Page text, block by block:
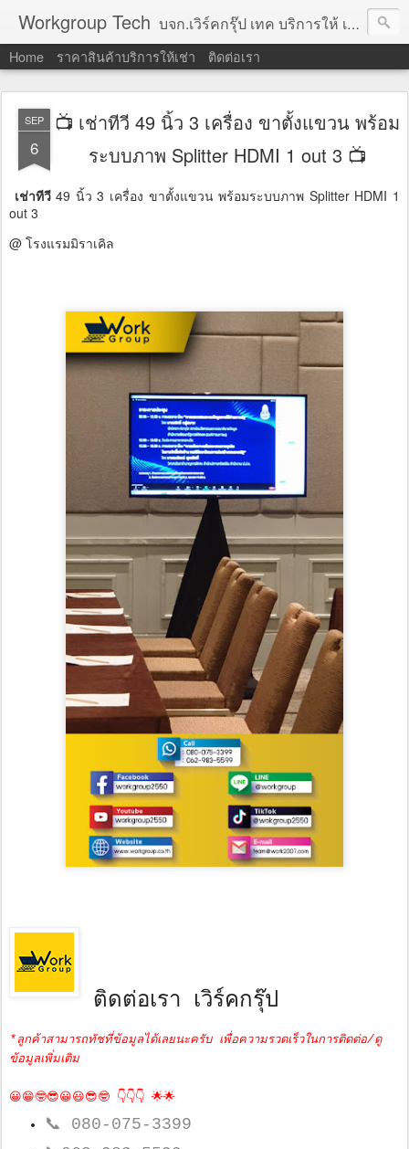
Workgroup Tech บจก.เวิร์คกรุ๊ป เทค บริการให้ เช่าคอมพิวเตอร์ โน้ตบุ๊ค โปรเจคเตอร์ ทีวีจอแบน จอทัชสกรีน ตู้คีออส วีดีโอวอล และอุปกรณ์อื่น ๆ บริการให้เช่าเป็น รายวัน
Home ราคาสินค้าบริการให้เช่า ติดต่อเรา
SEP
6
📺 เช่าทีวี 49 นิ้ว 3 เครื่อง ขาตั้งแขวน พร้อม
ระบบภาพ Splitter HDMI 1 out 3 📺
เช่าทีวี49 นิ้ว 3 เครื่อง ขาตั้งแขวน พร้อมระบบภาพ Splitter HDMI 1
out 3
@ โรงแรมมิราเคิล
ติดต่อเรา เวิร์คกรุ๊ป
*ลูกค้าสามารถทัชที่ข้อมูลได้เลยนะครับ เพื่อความรวดเร็วในการติดต่อ/ดู
ข้อมูลเพิ่มเติม
😀😁🤓😎😀😃😎🤓 👇👇👇 🌟🌟
📞 080-075-3399